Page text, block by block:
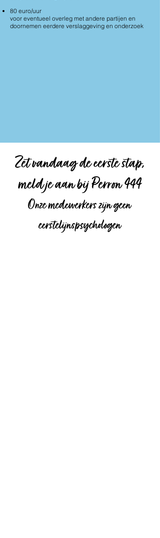
80 euro/uur
voor eventueel overleg met andere partijen en
doornemen eerdere verslaggeving en onderzoek
Zet vandaag de eerste stap,
meld je aan bij Perron 444
Onze medewerkers zijn geen
eerstelijnspsychologen